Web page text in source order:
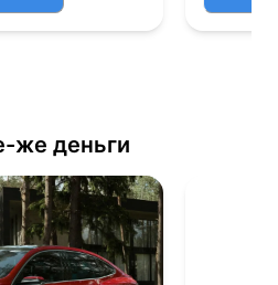
же деньги